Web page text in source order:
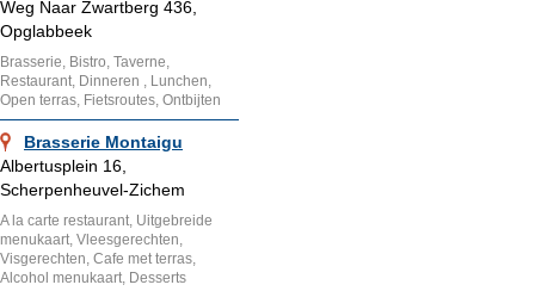
Weg Naar Zwartberg 436,
Opglabbeek
Brasserie, Bistro, Taverne,
Restaurant, Dinneren , Lunchen,
Open terras, Fietsroutes, Ontbijten
Brasserie Montaigu
Albertusplein 16,
Scherpenheuvel-Zichem
A la carte restaurant, Uitgebreide
menukaart, Vleesgerechten,
Visgerechten, Cafe met terras,
Alcohol menukaart, Desserts